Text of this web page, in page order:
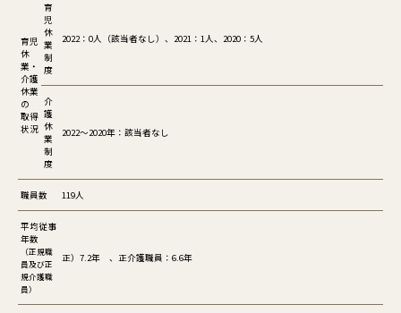
育児
休
業・
介護
休業
の
取得
状況
育
児
休
業
制
度
2022：0人（該当者なし）、2021：1人、2020：5人
介
護
休
業
制
度
2022～2020年：該当者なし
職員数 119人
平均従事
年数
（正規職
員及び正
規介護職
員）
正）7.2年 、正介護職員：6.6年